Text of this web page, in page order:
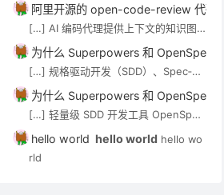
技术介绍。审查 Agent（如 open-co
de-review）可通过 MCP […]
阿里开源的 open-code-review 代码审
[…] AI 编码代理提供上下文的知识图
谱/语义搜索类工具，见 AI 代码知识图
谱与上下文工具。审查 Agent（如 op
为什么 Superpowers 和 OpenSpec 都
[…] 规格驱动开发（SDD）、Spec‑Kit
与 OpenSpec 在 Cursor 中的应用实
践 […]
为什么 Superpowers 和 OpenSpec 都
[…] 轻量级 SDD 开发工具 OpenSpec
实用入门指南 […]
hello world hello world hello wo
rld